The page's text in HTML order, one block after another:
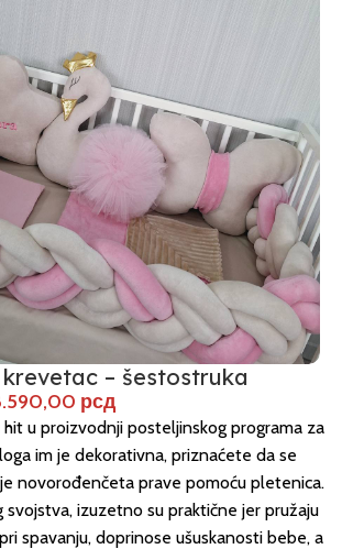
– šestostruka
рсд
u proizvodnji posteljinskog programa za
im je dekorativna, priznaćete da se
novorođenčeta prave pomoću pletenica.
izuzetno su praktične jer pružaju
spavanju, doprinose ušuskanosti bebe, a